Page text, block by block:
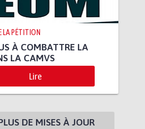
LA PÉTITION
À COMBATTRE LA
LA CAMVS
Lire
DE MISES À JOUR